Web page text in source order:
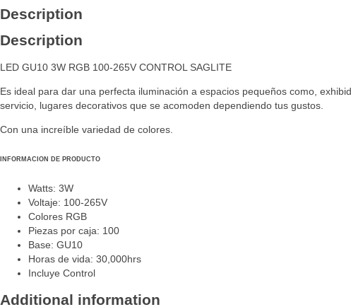
Description
Description
LED GU10 3W RGB 100-265V CONTROL SAGLITE
Es ideal para dar una perfecta iluminación a espacios pequeños como,
servicio, lugares decorativos que se acomoden dependiendo tus gustos.
Con una increíble variedad de colores.
INFORMACION DE PRODUCTO
Watts: 3W
Voltaje: 100-265V
Colores RGB
Piezas por caja: 100
Base: GU10
Horas de vida: 30,000hrs
Incluye Control
Additional information